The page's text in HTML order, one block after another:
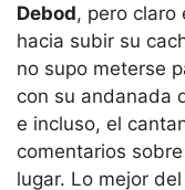
Debod, pero claro
hacia subir su
no supo meterse
con su andanada
e incluso, el
comentarios
lugar. Lo mejor